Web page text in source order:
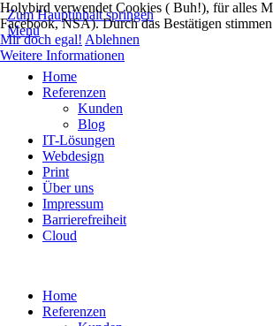
Zum Hauptinhalt springen
Menü
Home
Referenzen
Kunden
Blog
IT-Lösungen
Webdesign
Print
Über uns
Impressum
Barrierefreiheit
Cloud
Home
Referenzen
Holybird verwendet Cookies ( Buh!), für alles
Facebook, NSA). Durch das Bestätigen
Mir doch egal! Ablehnen
Weitere Informationen